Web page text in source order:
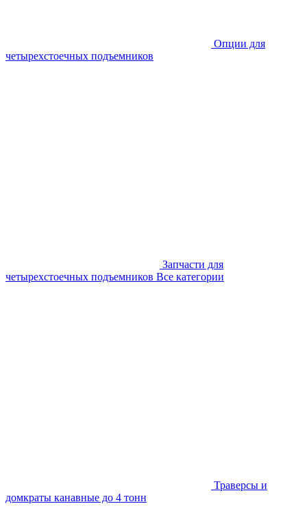
Опции для
четырехстоечных подъемников
Запчасти для
четырехстоечных подъемников Все категории
Траверсы и
домкраты канавные до 4 тонн